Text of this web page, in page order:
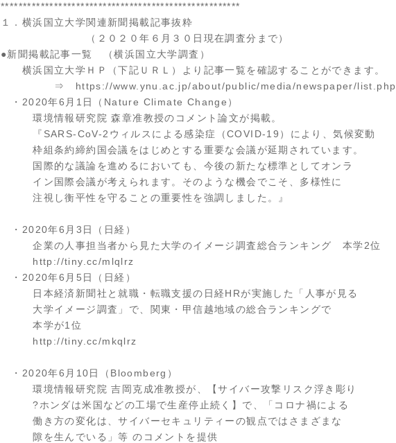
******************************************************
１．横浜国立大学関連新聞掲載記事抜粋
（２０２０年６月３０日現在調査分まで）
●新聞掲載記事一覧 （横浜国立大学調査）
横浜国立大学ＨＰ（下記ＵＲＬ）より記事一覧を確認することができます。
⇒ https://www.ynu.ac.jp/about/public/media/newspaper/list.php
・2020年6月1日（Nature Climate Change）
環境情報研究院 森章准教授のコメント論文が掲載。
『SARS-CoV-2ウィルスによる感染症（COVID-19）により、気候変動
枠組条約締約国会議をはじめとする重要な会議が延期されています。
国際的な議論を進めるにおいても、今後の新たな標準としてオンラ
イン国際会議が考えられます。そのような機会でこそ、多様性に
注視し衡平性を守ることの重要性を強調しました。』
・2020年6月3日（日経）
企業の人事担当者から見た大学のイメージ調査総合ランキング 本学2位
http://tiny.cc/mlqlrz
・2020年6月5日（日経）
日本経済新聞社と就職・転職支援の日経HRが実施した「人事が見る
大学イメージ調査」で、関東・甲信越地域の総合ランキングで
本学が1位
http://tiny.cc/mkqlrz
・2020年6月10日（Bloomberg）
環境情報研究院 吉岡克成准教授が、【サイバー攻撃リスク浮き彫り
?ホンダは米国などの工場で生産停止続く】で、「コロナ禍による
働き方の変化は、サイバーセキュリティーの観点ではさまざまな
隙を生んでいる」等 のコメントを提供